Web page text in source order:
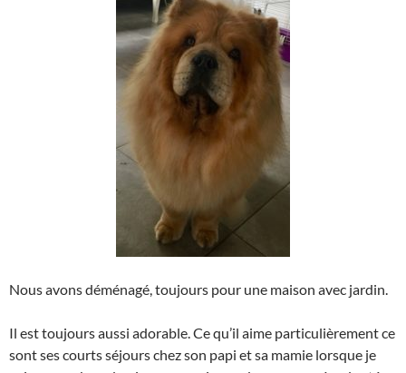
Nous avons déménagé, toujours pour une maison avec jardin.
Il est toujours aussi adorable. Ce qu’il aime particulièrement ce
sont ses courts séjours chez son papi et sa mamie lorsque je